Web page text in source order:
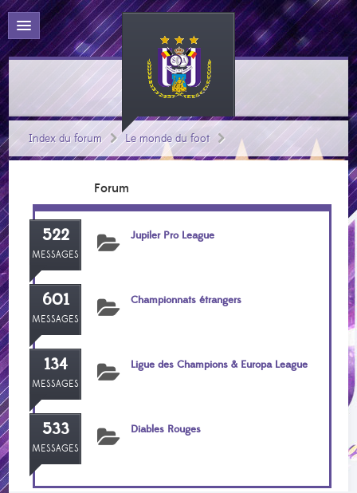
Index du forum Le monde du foot
Forum
522
MESSAGES
Jupiler Pro League
601
MESSAGES
Championnats étrangers
134
MESSAGES
Ligue des Champions & Europa League
533
MESSAGES
Diables Rouges